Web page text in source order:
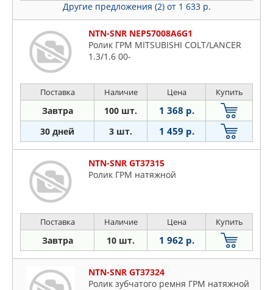
Другие предложения (2) от 1 633 р.
NTN-SNR NEP57008A6G1
Ролик ГРМ MITSUBISHI COLT/LANCER
1.3/1.6 00-
Поставка Наличие Цена Купить
Завтра 100 шт. 1 368 р.
30 дней 3 шт. 1 459 р.
NTN-SNR GT37315
Ролик ГРМ натяжной
Поставка Наличие Цена Купить
Завтра 10 шт. 1 962 р.
NTN-SNR GT37324
Ролик зубчатого ремня ГРМ натяжной